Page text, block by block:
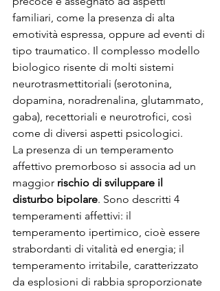
familiari, come la presenza di alta
emotività espressa, oppure ad eventi di
tipo traumatico. Il complesso modello
biologico risente di molti sistemi
neurotrasmettitoriali (serotonina,
dopamina, noradrenalina, glutammato,
gaba), recettoriali e neurotrofici, così
come di diversi aspetti psicologici.
La presenza di un temperamento
affettivo premorboso si associa ad un
maggior rischio di sviluppare il
disturbo bipolare. Sono descritti 4
temperamenti affettivi: il
temperamento ipertimico, cioè essere
strabordanti di vitalità ed energia; il
temperamento irritabile, caratterizzato
da esplosioni di rabbia sproporzionate